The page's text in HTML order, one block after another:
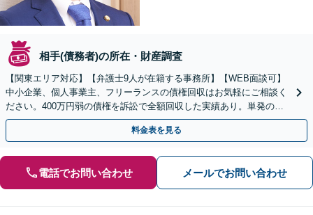
相手(債務者)の所在・財産調査
【関東エリア対応】【弁護士9人が在籍する事務所】【WEB面談可】
中小企業、個人事業主、フリーランスの債権回収はお気軽にご相談く
ださい。400万円弱の債権を訴訟で全額回収した実績あり。単発のご
依頼から、顧問契約まで対応しております
料金表を見る
電話でお問い合わせ メールでお問い合わせ